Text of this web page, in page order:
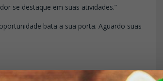
se destaque em suas atividades.”
bata a sua porta. Aguardo suas